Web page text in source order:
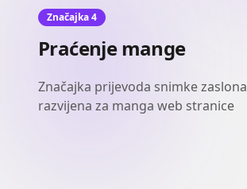
Značajka 4
Praćenje mange
Značajka prijevoda snimke zaslona
razvijena za manga web stranice